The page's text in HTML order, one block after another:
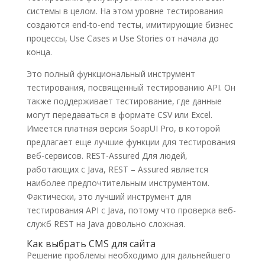
системы в целом. На этом уровне тестирования
создаются end-to-end тесты, имитирующие бизнес
процессы, Use Cases и Use Stories от начала до
конца.
Это полный функциональный инструмент
тестирования, посвященный тестированию API. Он
также поддерживает тестирование, где данные
могут передаваться в формате CSV или Excel.
Имеется платная версия SoapUI Pro, в которой
предлагает еще лучшие функции для тестирования
веб-сервисов. REST-Assured Для людей,
работающих с Java, REST – Assured является
наиболее предпочтительным инструментом.
Фактически, это лучший инструмент для
тестирования API с Java, потому что проверка веб-
служб REST на Java довольно сложная.
Как выбрать CMS для сайта
Решение проблемы необходимо для дальнейшего